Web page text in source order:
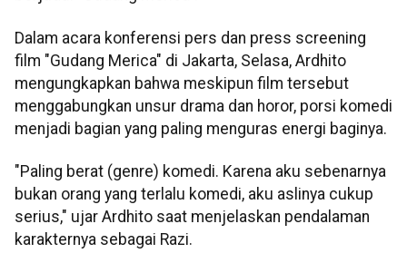
Dalam acara konferensi pers dan press screening
film "Gudang Merica" di Jakarta, Selasa, Ardhito
mengungkapkan bahwa meskipun film tersebut
menggabungkan unsur drama dan horor, porsi komedi
menjadi bagian yang paling menguras energi baginya.
"Paling berat (genre) komedi. Karena aku sebenarnya
bukan orang yang terlalu komedi, aku aslinya cukup
serius," ujar Ardhito saat menjelaskan pendalaman
karakternya sebagai Razi.